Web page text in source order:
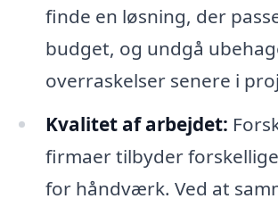
finde en løsning, der
budget, og undgå
overraskelser senere i
Kvalitet af arbejdet:
firmaer tilbyder
for håndværk. Ved at